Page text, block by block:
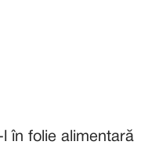
în folie alimentară